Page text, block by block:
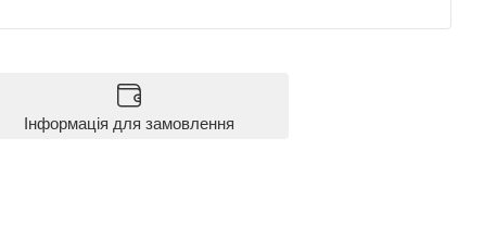
Інформація для замовлення